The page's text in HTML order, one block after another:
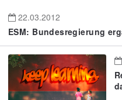
22.03.2012
ESM: Bundesregierung